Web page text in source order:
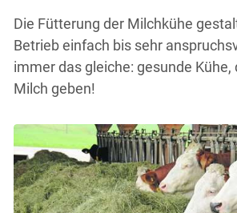
Die Fütterung der Milchkühe
Betrieb einfach bis sehr
immer das gleiche: gesunde Kühe,
Milch geben!